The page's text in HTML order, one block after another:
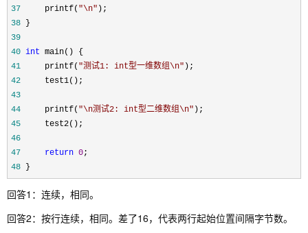
37
     printf(
"\n"
38
39
40 int
41
     printf(
"测试1: int型一维数组\n"
42
43
44
     printf(
"\n测试2: int型二维数组\n"
45
46
47
return 0
48 }
回答1：连续，相同。
回答2：按行连续，相同。差了16，代表两行起始位置间隔字节数。